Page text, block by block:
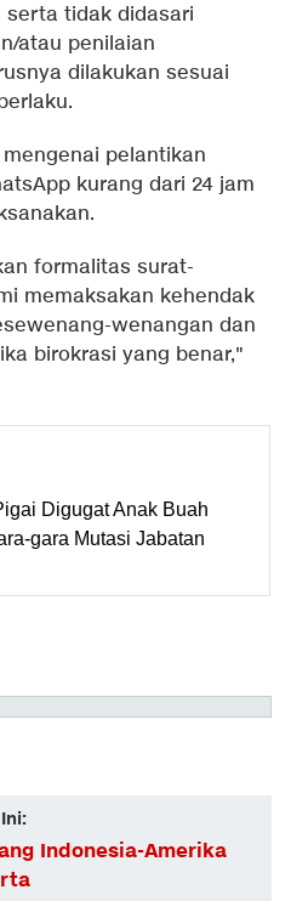
serta tidak didasari
atau penilaian
dilakukan sesuai
pelantikan
kurang dari 24 jam
formalitas surat-
memaksakan kehendak
wenangan dan
birokrasi yang benar,"
Digugat Anak Buah
gara Mutasi Jabatan
Indonesia-Amerika